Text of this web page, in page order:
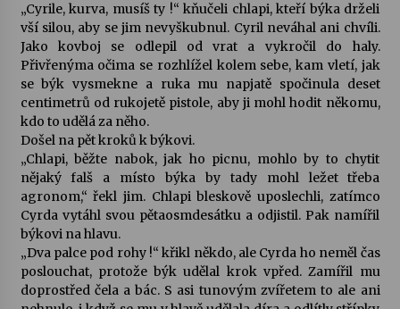
„Cyrile, kurva, musíš ty !“ kňučeli chlapi, kteří býka drželi
vší silou, aby se jim nevyškubnul. Cyril neváhal ani chvíli.
Jako kovboj se odlepil od vrat a vykročil do haly.
Přivřenýma očima se rozhlížel kolem sebe, kam vletí, jak
se býk vysmekne a ruka mu napjatě spočinula deset
centimetrů od rukojetě pistole, aby ji mohl hodit někomu,
kdo to udělá za něho.
Došel na pět kroků k býkovi.
„Chlapi, běžte nabok, jak ho picnu, mohlo by to chytit
nějaký falš a místo býka by tady mohl ležet třeba
agronom,“ řekl jim. Chlapi bleskově uposlechli, zatímco
Cyrda vytáhl svou pětaosmdesátku a odjistil. Pak namířil
býkovi na hlavu.
„Dva palce pod rohy !“ křikl někdo, ale Cyrda ho neměl čas
poslouchat, protože býk udělal krok vpřed. Zamířil mu
doprostřed čela a bác. S asi tunovým zvířetem to ale ani